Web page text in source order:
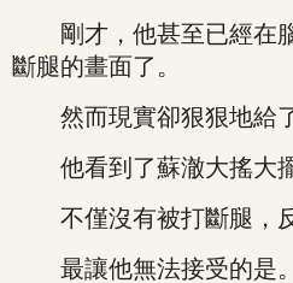
剛才，他甚至已經在
斷腿的畫面了。
然而現實卻狠狠地給了
他看到了蘇澈大搖大擺
不僅沒有被打斷腿，反
最讓他無法接受的是。